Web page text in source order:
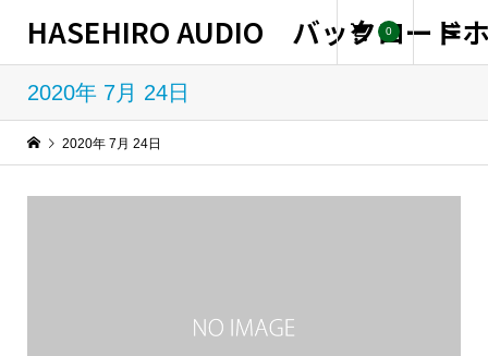
HASEHIRO AUDIO バックロード
0
2020年 7月 24日
2020年 7月 24日